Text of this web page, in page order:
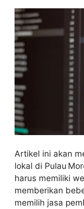
Artikel ini akan
lokal di Pulau
harus memiliki
memberikan
memilih jasa